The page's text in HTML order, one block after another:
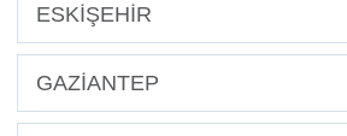
ESKİŞEHİR
GAZİANTEP